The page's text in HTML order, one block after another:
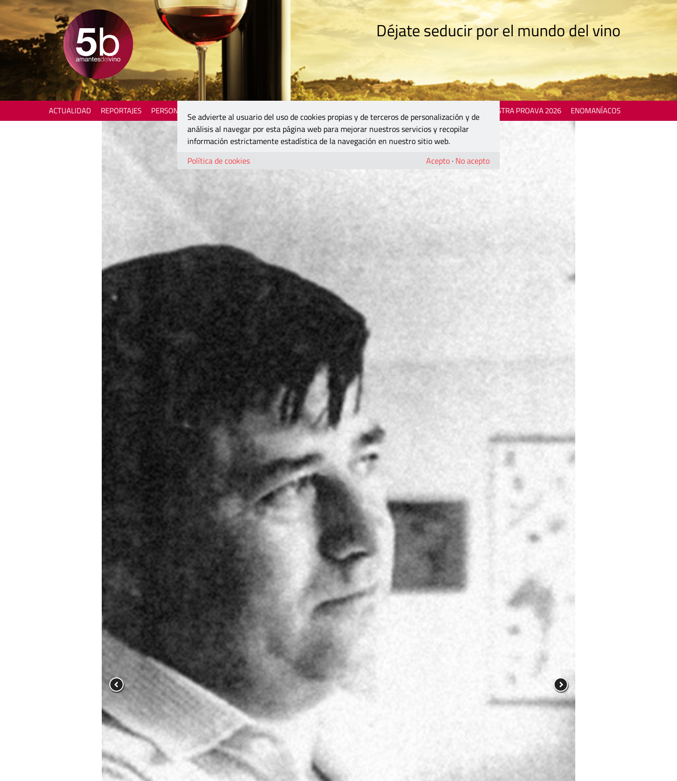
Déjate seducir por el mundo del vino
ACTUALIDAD REPORTAJES PERSONAJES MOSTRA PROAVA 2026 ENOMANÍACOS
Se advierte al usuario del uso de cookies propias y de terceros de personalización y de
análisis al navegar por esta página web para mejorar nuestros servicios y recopilar
información estrictamente estadística de la navegación en nuestro sitio web.
Política de cookies
Acepto · No acepto